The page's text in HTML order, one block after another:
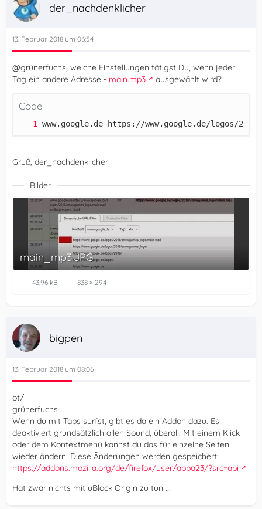
der_nachdenklicher
13. Februar 2018 um 06:54
@grünerfuchs, welche Einstellungen tätigst Du, wenn jeder
Tag ein andere Adresse - main.mp3 ausgewählt wird?
Code
www.google.de https://www.google.de/logos/
Gruß, der_nachdenklicher
Bilder
main_mp3.JPG
43,96 kB 838 × 294
bigpen
13. Februar 2018 um 08:06
ot/
grünerfuchs
Wenn du mit Tabs surfst, gibt es da ein Addon dazu. Es
deaktiviert grundsätzlich allen Sound, überall. Mit einem Klick
oder dem Kontextmenü kannst du das für einzelne Seiten
wieder ändern. Diese Änderungen werden gespeichert:
https://addons.mozilla.org/de/firefox/user/abba23/?src=api
Hat zwar nichts mit uBlock Origin zu tun ...